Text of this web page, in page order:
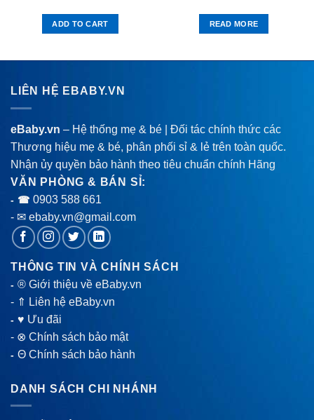
ADD TO CART READ MORE
LIÊN HỆ EBABY.VN
eBaby.vn – Hệ thống mẹ & bé | Đối tác chính thức các
Thương hiệu mẹ & bé, phân phối sỉ & lẻ trên toàn quốc.
Nhận ủy quyền bảo hành theo tiêu chuẩn chính Hãng
VĂN PHÒNG & BÁN SỈ:
- ☎ 0903 588 661
- ✉ ebaby.vn@gmail.com
THÔNG TIN VÀ CHÍNH SÁCH
-® Giới thiệu về eBaby.vn
- ⇑ Liên hệ eBaby.vn
-♥ Ưu đãi
- ⊗ Chính sách bảo mật
-Θ Chính sách bảo hành
DANH SÁCH CHI NHÁNH